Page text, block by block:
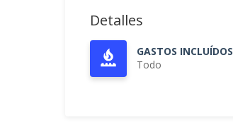
Detalles
GASTOS INCLUÍDOS
Todo